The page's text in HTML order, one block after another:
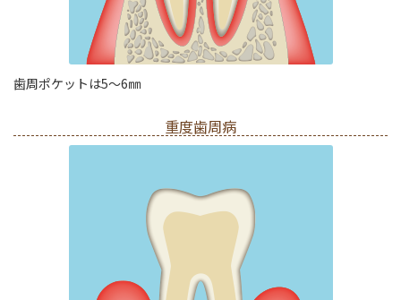
歯周ポケットは5～6㎜
重度歯周病